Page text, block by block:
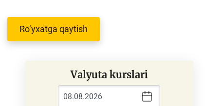
Ro‘yxatga qaytish
Valyuta kurslari